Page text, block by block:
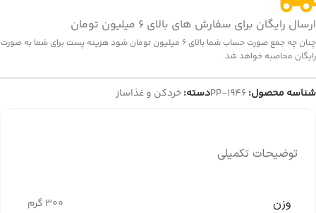
ارسال رایگان برای سفارش های بالای 6 میلیون تومان
چنان چه جمع صورت حساب شما بالای 6 میلیون تومان شود هزینه پست برای شما به صورت
رایگان محاصبه خواهد شد.
شناسه محصول: PP-1946دسته:خردکن و غذاساز
توضیحات تکمیلی
وزن 300 گرم